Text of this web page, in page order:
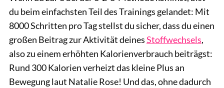
du beim einfachsten Teil des Trainings gelandet: Mit
8000 Schritten pro Tag stellst du sicher, dass du einen
großen Beitrag zur Aktivität deinesStoffwechsels,
also zu einem erhöhten Kalorienverbrauch beiträgst:
Rund 300 Kalorien verheizt das kleine Plus an
Bewegung laut Natalie Rose! Und das, ohne dadurch